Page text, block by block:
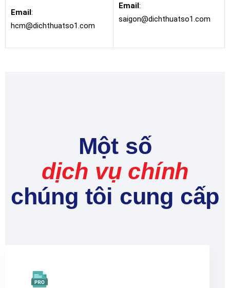
Email:
hcm@dichthuatso1.com
Email:
saigon@dichthuatso1.com
Một số
dịch vụ chính
chúng tôi cung cấp